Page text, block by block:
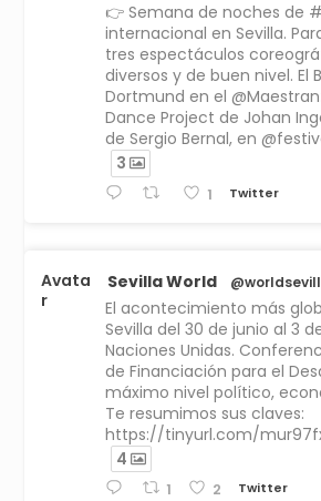
👉 Semana de noches de
internacional en Sevilla.
tres espectáculos
diversos y de buen nivel. El
Dortmund en el
Dance Project de Johan
de Sergio Bernal, en
3
1 Twitter
Avata
r
Sevilla World
El acontecimiento más
Sevilla del 30 de junio al 3
Naciones Unidas.
de Financiación para el
máximo nivel político,
Te resumimos sus claves:
https://tinyurl.com/
4
1 2 Twitter